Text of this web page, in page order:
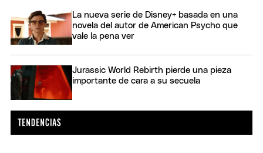
La nueva serie de Disney+ basada en una
novela del autor de American Psycho que
vale la pena ver
Jurassic World Rebirth pierde una pieza
importante de cara a su secuela